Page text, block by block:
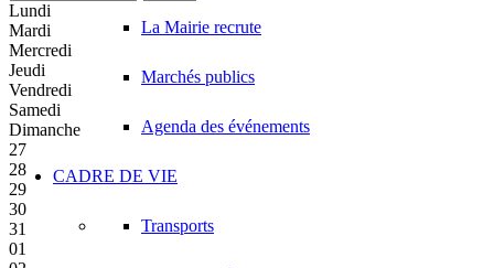
La Mairie recrute
Marchés publics
Agenda des événements
CADRE DE VIE
Transports
Lundi
Mardi
Mercredi
Jeudi
Vendredi
Samedi
Dimanche
27
28
29
30
31
01